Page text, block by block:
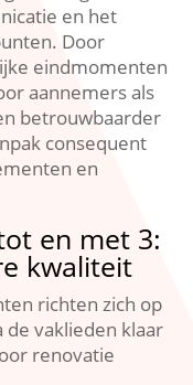
en het
Door
eindmomenten
aannemers als
betrouwbaarder
consequent
en
en met 3:
kwaliteit
richten zich op
vaklieden klaar
renovatie